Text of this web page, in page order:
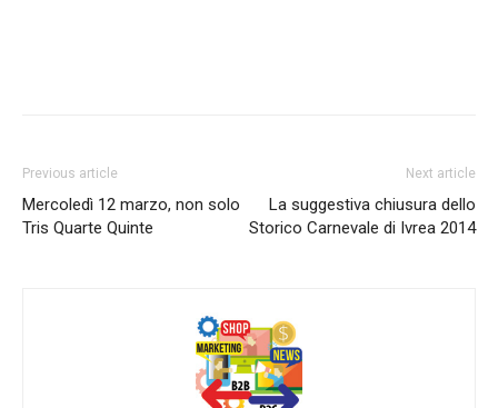
Previous article
Mercoledì 12 marzo, non solo
Tris Quarte Quinte
Next article
La suggestiva chiusura dello
Storico Carnevale di Ivrea 2014